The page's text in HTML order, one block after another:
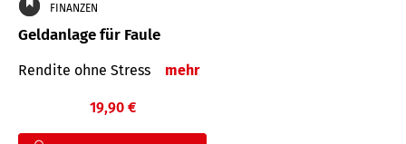
FINANZEN
Geldanlage für Faule
Rendite ohne Stress mehr
19,90 €